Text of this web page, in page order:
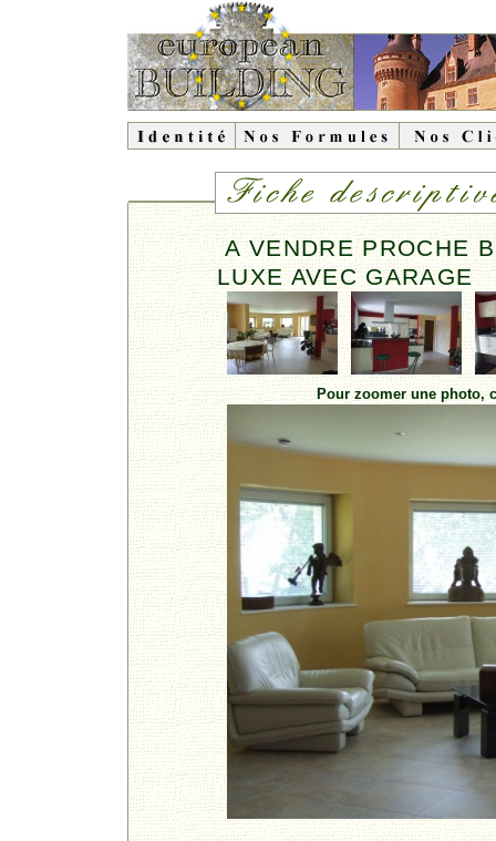
A VENDRE PROCHE
LUXE AVEC GARAGE
Pour zoomer une photo,